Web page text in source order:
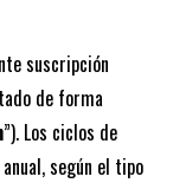
suscripción
de forma
”). Los ciclos de
según el tipo